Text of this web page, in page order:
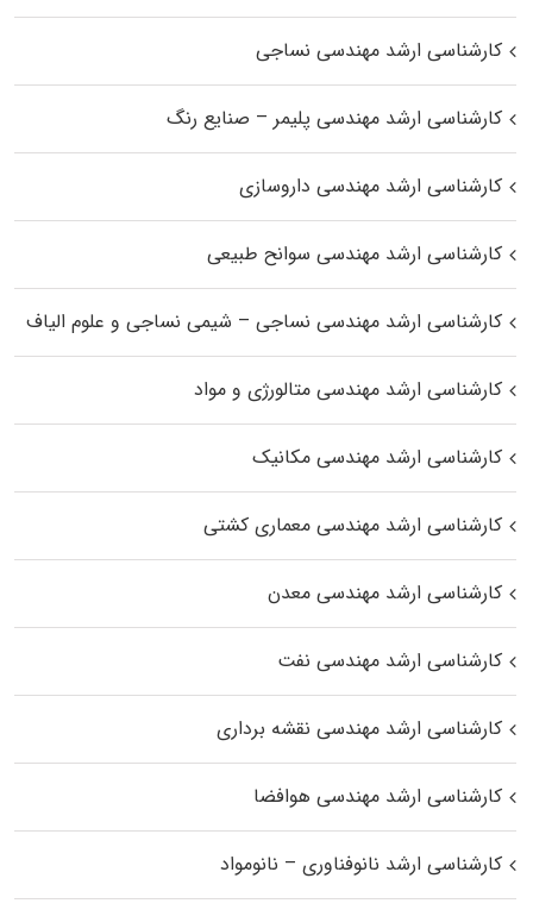
کارشناسی ارشد مهندسی نساجی
کارشناسی ارشد مهندسی پلیمر – صنایع رنگ
کارشناسی ارشد مهندسی داروسازی
کارشناسی ارشد مهندسی سوانح طبیعی
کارشناسی ارشد مهندسی نساجی – شیمی نساجی و علوم الیاف
کارشناسی ارشد مهندسی متالورژی و مواد
کارشناسی ارشد مهندسی مکانیک
کارشناسی ارشد مهندسی معماری کشتی
کارشناسی ارشد مهندسی معدن
کارشناسی ارشد مهندسی نفت
کارشناسی ارشد مهندسی نقشه برداری
کارشناسی ارشد مهندسی هوافضا
کارشناسی ارشد نانوفناوری – نانومواد